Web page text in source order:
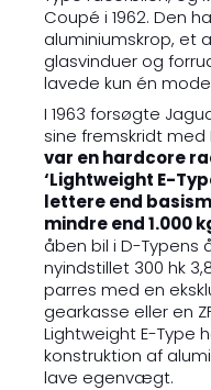
Coupé i 1962. Den
aluminiumskrop, et
glasvinduer og
lavede kun én
I 1963 forsøgte
sine fremskridt med
var en hardcore
‘Lightweight E-
lettere end
mindre end 1.000
åben bil i D-Typens
nyindstillet 300 hk
parres med en
gearkasse eller en
Lightweight E-Type
konstruktion af
lave egenvægt.